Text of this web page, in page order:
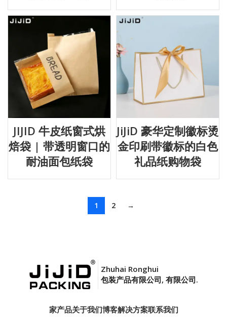
JIJID 牛皮纸窗式烘
焙袋 | 带透明窗口的
耐油面包纸袋
JiJiD 豪华定制徽标烫
金印刷带徽标的白色
礼品纸购物袋
1 2 →
Zhuhai Ronghui
包装产品有限公司, 有限公司.
家产品关于我们博客解决方案联系我们